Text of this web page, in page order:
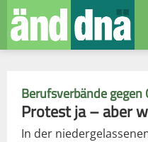
Berufsverbände gegen
Protest ja – aber
In der